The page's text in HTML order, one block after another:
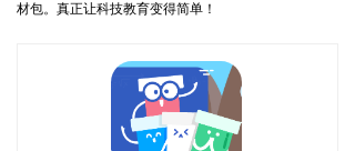
材包。真正让科技教育变得简单！